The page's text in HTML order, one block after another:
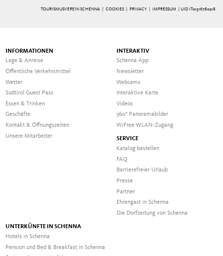
TOURISMUSVEREIN SCHENNA | COOKIES| PRIVACY| IMPRESSUM | UID IT01516780218
INFORMATIONEN
Lage & Anreise
Öffentliche Verkehrsmittel
Wetter
Südtirol Guest Pass
Essen & Trinken
Geschäfte
Kontakt & Öffnungszeiten
Unsere Mitarbeiter
INTERAKTIV
Schenna App
Newsletter
Webcams
Interaktive Karte
Videos
360° Panoramabilder
WiFree WLAN-Zugang
SERVICE
Katalog bestellen
FAQ
Barrierefreier Urlaub
Presse
Partner
Ehrengast in Schenna
Die Dorfzeitung von Schenna
UNTERKÜNFTE IN SCHENNA
Hotels in Schenna
Pension und Bed & Breakfast in Schenna